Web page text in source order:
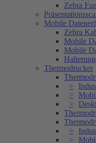
Zebra
Mobile
Zebra
Mobile
Mobile
Thermodrucker